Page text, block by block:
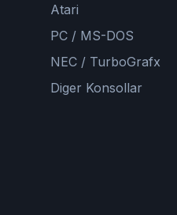
Atari
PC / MS-DOS
NEC / TurboGrafx
Diger Konsollar